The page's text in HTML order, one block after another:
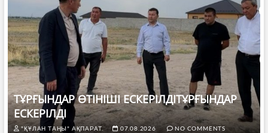
ТҰРҒЫНДАР ӨТІНІШІ ЕСКЕРІЛДІТҰРҒЫНДАР
ЕСКЕРІЛДІ
"ҚҰЛАН ТАҢЫ" АҚПАРАТ. 07.08.2026 NO COMMENTS